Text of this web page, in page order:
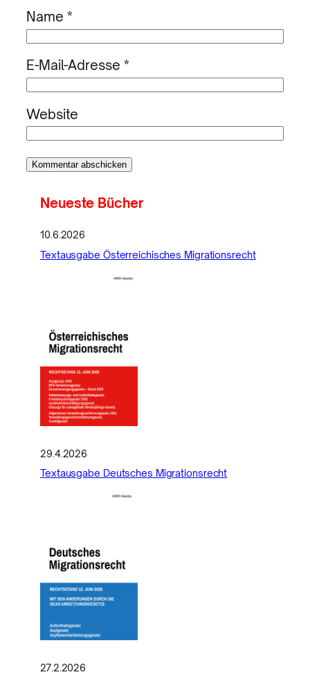
Name *
E-Mail-Adresse *
Website
Neueste Bücher
10.6.2026
Textausgabe Österreichisches Migrationsrecht
29.4.2026
Textausgabe Deutsches Migrationsrecht
27.2.2026